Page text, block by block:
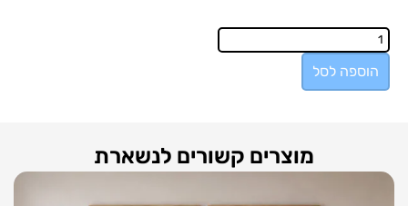
הוספה לסל
מוצרים קשורים לנשארת